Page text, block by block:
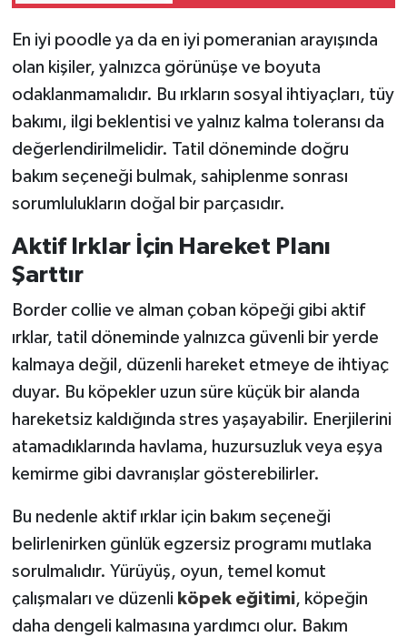
En iyi poodle ya da en iyi pomeranian arayışında
olan kişiler, yalnızca görünüşe ve boyuta
odaklanmamalıdır. Bu ırkların sosyal ihtiyaçları, tüy
bakımı, ilgi beklentisi ve yalnız kalma toleransı da
değerlendirilmelidir. Tatil döneminde doğru
bakım seçeneği bulmak, sahiplenme sonrası
sorumlulukların doğal bir parçasıdır.
Aktif Irklar İçin Hareket Planı
Şarttır
Border collie ve alman çoban köpeği gibi aktif
ırklar, tatil döneminde yalnızca güvenli bir yerde
kalmaya değil, düzenli hareket etmeye de ihtiyaç
duyar. Bu köpekler uzun süre küçük bir alanda
hareketsiz kaldığında stres yaşayabilir. Enerjilerini
atamadıklarında havlama, huzursuzluk veya eşya
kemirme gibi davranışlar gösterebilirler.
Bu nedenle aktif ırklar için bakım seçeneği
belirlenirken günlük egzersiz programı mutlaka
sorulmalıdır. Yürüyüş, oyun, temel komut
çalışmaları ve düzenli köpek eğitimi, köpeğin
daha dengeli kalmasına yardımcı olur. Bakım